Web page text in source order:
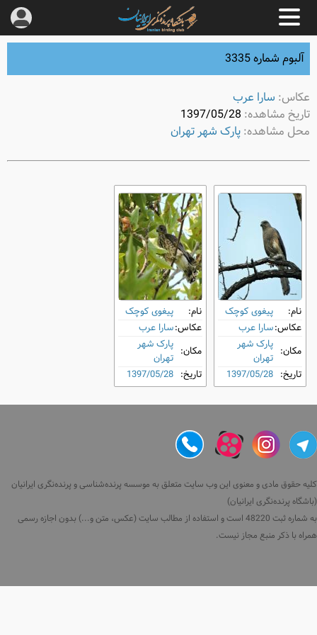
آلبوم شماره 3335
عکاس: سارا عرب
تاریخ مشاهده: 1397/05/28
محل مشاهده:پارک شهر تهران
نام:
پیغوی کوچک
عکاس:سارا عرب
مکان: پارک شهر
تهران
تاریخ: 1397/05/28
نام:
پیغوی کوچک
عکاس:سارا عرب
مکان: پارک شهر
تهران
تاریخ: 1397/05/28
کلیه حقوق مادی و معنوی این وب سایت متعلق به موسسه پرنده‌شناسی و پرنده‌نگری ایرانیان
(باشگاه پرنده‌نگری ایرانیان)
به شماره ثبت 48220 است و استفاده از مطالب سایت (عکس، متن و...) بدون اجازه رسمی
همراه با ذکر منبع مجاز نیست.